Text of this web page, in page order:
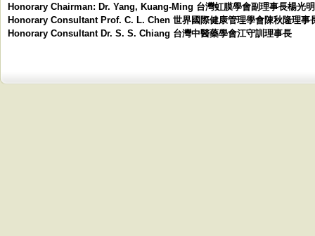
Honorary Chairman: Dr. Yang, Kuang-Ming 台灣虹膜學會副理事長楊光
Honorary Consultant Prof. C. L. Chen 世界國際健康管理學會陳秋隆理事
Honorary Consultant Dr. S. S. Chiang 台灣中醫藥學會江守訓理事長